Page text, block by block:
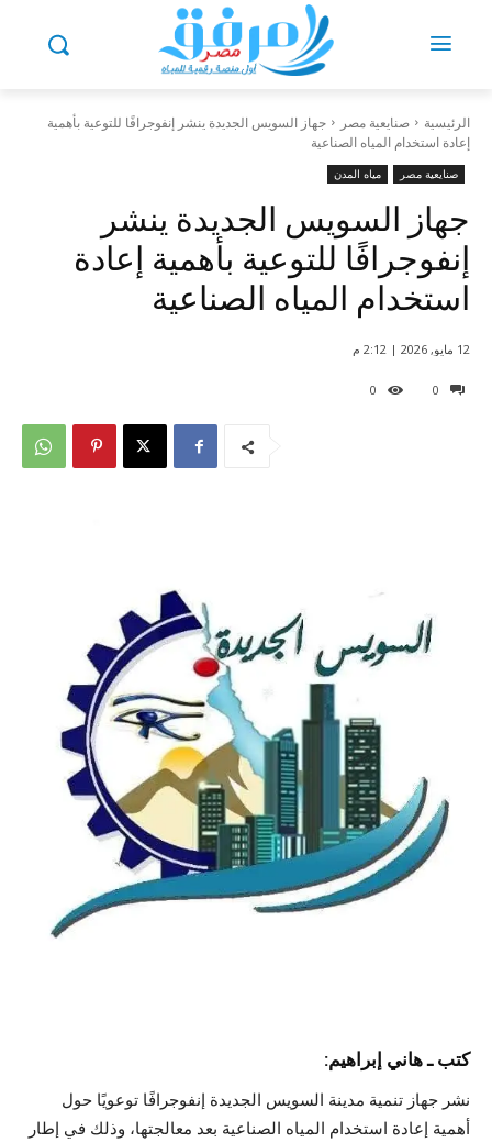
الرئيسية صنايعية مصر
جهاز السويس الجديدة ينشر إنفوجرافًا للتوعية بأهمية
إعادة استخدام المياه الصناعية
صنايعية مصر مياه المدن
جهاز السويس الجديدة ينشر
إنفوجرافًا للتوعية بأهمية إعادة
استخدام المياه الصناعية
0
0
12 مايو, 2026 | 2:12 م
كتب ـ هاني إبراهيم:
نشر جهاز تنمية مدينة السويس الجديدة إنفوجرافًا توعويًا حول
أهمية إعادة استخدام المياه الصناعية بعد معالجتها، وذلك في إطار